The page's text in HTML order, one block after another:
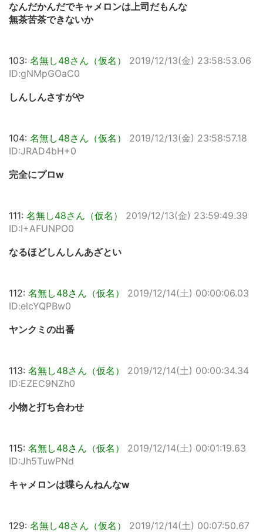
なんだかんだでキャメロンは上司だもんな
無茶苦茶できないか
103: 名無し48さん（仮名）
2019/12/13(金) 23:58:53.06
ID:gNMpGOaC0
しんしんさすがや
104: 名無し48さん（仮名）
2019/12/13(金) 23:58:57.18
ID:JRAD4bH+0
完全にプロw
111: 名無し48さん（仮名）
2019/12/13(金) 23:59:49.39
ID:I+AFUNPO0
なるほどしんしんあざとい
112: 名無し48さん（仮名）
2019/12/14(土) 00:00:06.03
ID:elcYQPBw0
ヤンクミの出番
113: 名無し48さん（仮名）
2019/12/14(土) 00:00:34.34
ID:EZEC9NZh0
小物と打ち合わせ
115: 名無し48さん（仮名）
2019/12/14(土) 00:01:19.63
ID:Jh5TuwPNd
キャメロンは喋らんねんなw
129: 名無し48さん（仮名）
2019/12/14(土) 00:07:50.67